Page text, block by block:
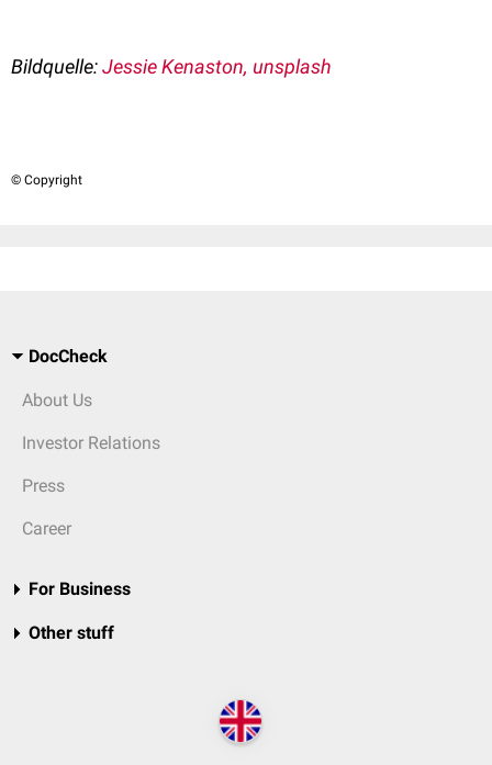
Bildquelle:Jessie Kenaston, unsplash
© Copyright
DocCheck
About Us
Investor Relations
Press
Career
For Business
Other stuff